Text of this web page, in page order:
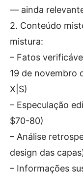
— ainda
2. Conteúdo
mistura:
– Fatos
19 de novembro
X|S)
– Especulação
$70-80)
– Análise
design das
– Informações